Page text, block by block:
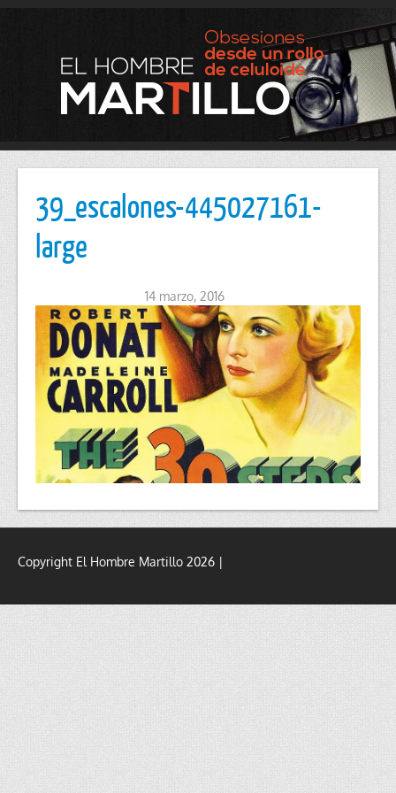
39_escalones-445027161-
large
14 marzo, 2016
Copyright El Hombre Martillo 2026 |